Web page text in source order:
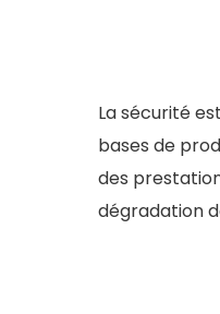
La sécurité
bases de
des
dégradation